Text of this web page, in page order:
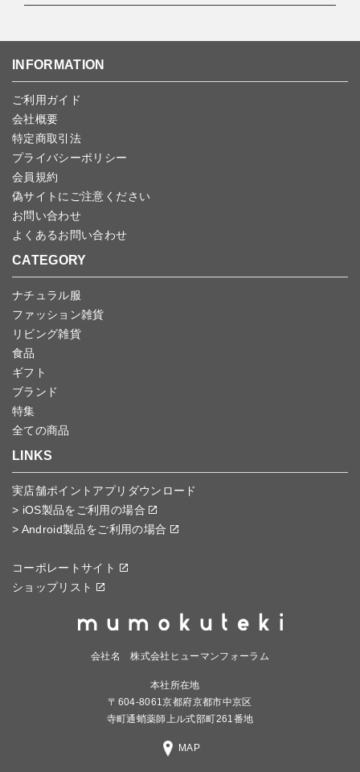
・NP後払い
沖縄：1,400円
セルは可能です。
ンセルしていただいた後、ご希望の商品のみ再度ご注文お願いしま
予約商品など一部キャンセルが出来ない場合がございます。あらか
じめご了承ください。
こちらよりご依頼ください。
INFORMATION
ご利用ガイド
会社概要
特定商取引法
プライバシーポリシー
会員規約
偽サイトにご注意ください
お問い合わせ
よくあるお問い合わせ
CATEGORY
ナチュラル服
ファッション雑貨
リビング雑貨
食品
ギフト
ブランド
特集
全ての商品
LINKS
実店舗ポイントアプリダウンロード
> iOS製品をご利用の場合
> Android製品をご利用の場合
コーポレートサイト
ショップリスト
会社名 株式会社ヒューマンフォーラム
本社所在地
〒604-8061京都府京都市中京区
寺町通蛸薬師上ル式部町261番地
MAP